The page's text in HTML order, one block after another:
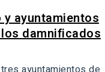
y ayuntamientos
damnificados